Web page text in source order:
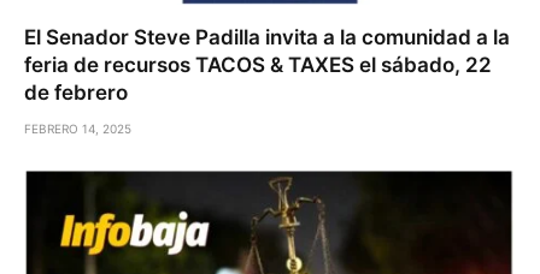
El Senador Steve Padilla invita a la comunidad a la
feria de recursos TACOS & TAXES el sábado, 22
de febrero
FEBRERO 14, 2025